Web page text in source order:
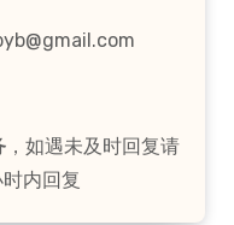
，如遇未及时回复请
内回复